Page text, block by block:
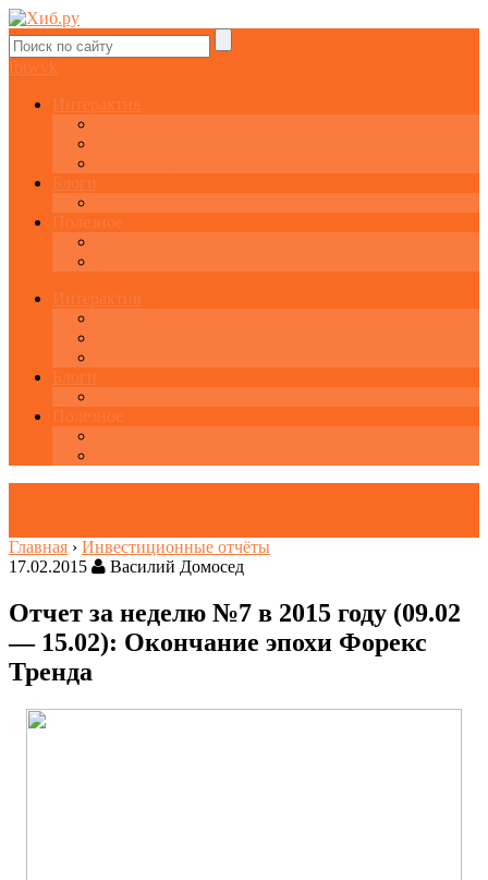
fbtw vk
Интерактив
Блоги
Полезное
Интерактив
Блоги
Полезное
Главная › Инвестиционные отчёты
17.02.2015
Василий Домосед
Отчет за неделю №7 в 2015 году (09.02
— 15.02): Окончание эпохи Форекс
Тренда